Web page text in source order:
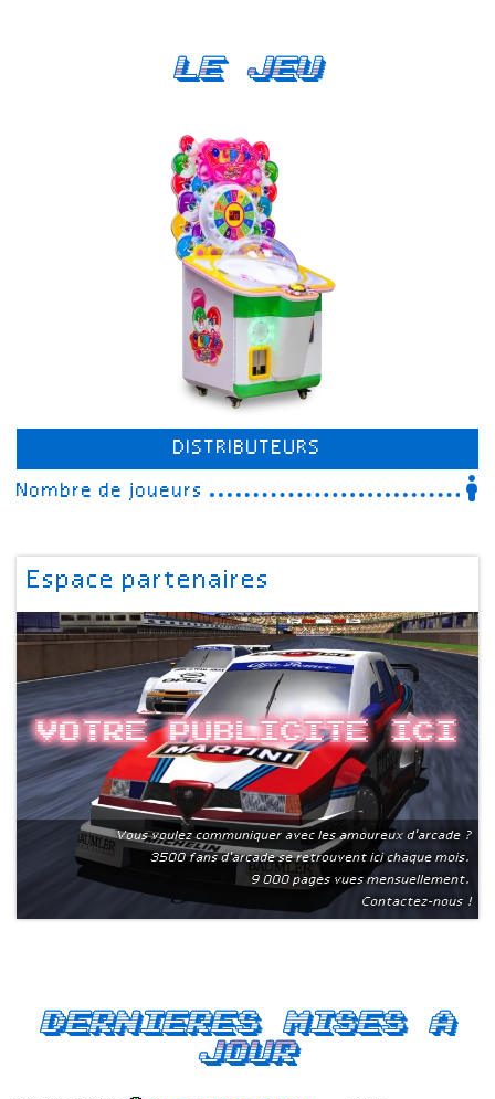
Le Jeu
DISTRIBUTEURS
Nombre de joueurs
Espace partenaires
Votre publicite ici
Vous voulez communiquer avec les amoureux d'arcade ?
3500 fans d'arcade se retrouvent ici chaque mois.
9 000 pages vues mensuellement.
Contactez-nous !
Dernieres mises a
jour